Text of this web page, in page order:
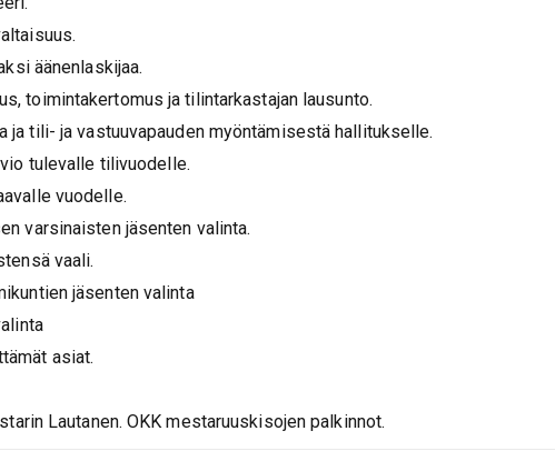
äänenlaskijaa.
toimintakertomus ja tilintarkastajan lausunto.
tili- ja vastuuvapauden myöntämisestä hallitukselle.
tulevalle tilivuodelle.
vuodelle.
varsinaisten jäsenten valinta.
vaali.
jäsenten valinta
asiat.
Lautanen. OKK mestaruuskisojen palkinnot.